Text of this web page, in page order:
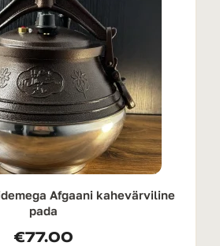
Afgaani kahevärviline
pada
€77.00